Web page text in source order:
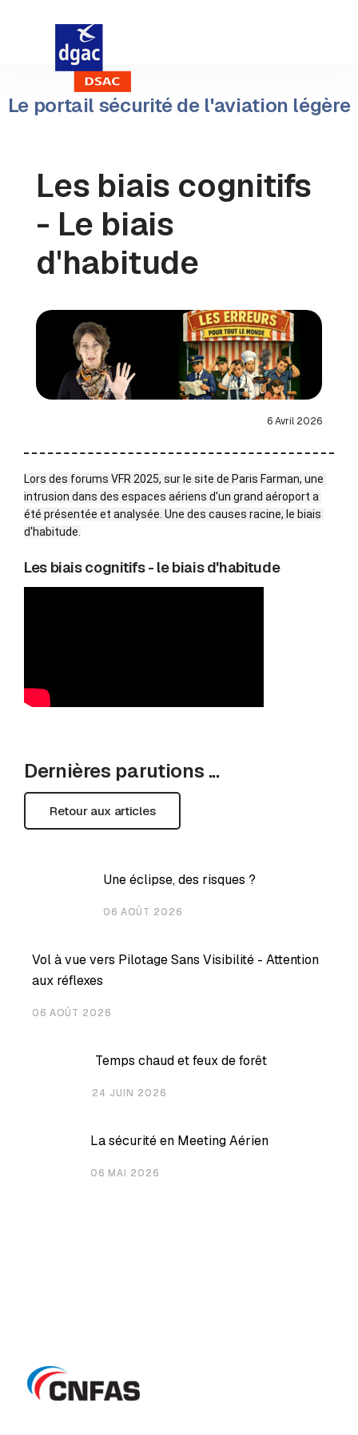
Le portail sécurité de l'aviation légère
Les biais cognitifs
- Le biais
d'habitude
6 Avril 2026
Lors des forums VFR 2025, sur le site de Paris Farman, une
intrusion dans des espaces aériens d'un grand aéroport a
été présentée et analysée. Une des causes racine, le biais
d'habitude.
Les biais cognitifs - le biais d'habitude
Dernières parutions ...
Retour aux articles
Une éclipse, des risques ?
06 AOÛT 2026
Vol à vue vers Pilotage Sans Visibilité - Attention
aux réflexes
06 AOÛT 2026
Temps chaud et feux de forêt
24 JUIN 2026
La sécurité en Meeting Aérien
06 MAI 2026